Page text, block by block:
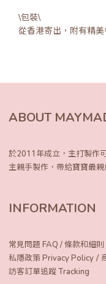
\包裝\
從香港寄出，附有精
ABOUT
於2011年成立，主打製作
主親手製作， 帶給寶寶最
INFORMATION
常見問題 FAQ /條款和細
私隱政策 Privacy Policy /
訪客訂單追蹤 Tracking